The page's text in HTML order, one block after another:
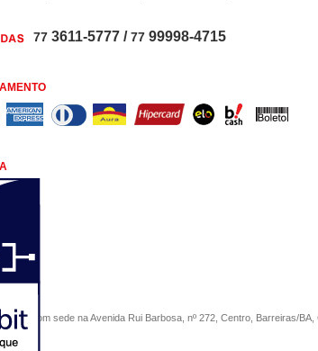
77 3611-5777 /77 99998-4715
com sede na Avenida Rui Barbosa, nº 272, Centro, Barreiras/